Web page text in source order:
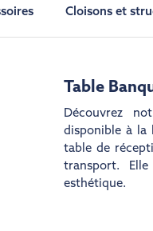
Cloisons et
Table
Découvrez
disponible à la
table de
transport.
esthétique.